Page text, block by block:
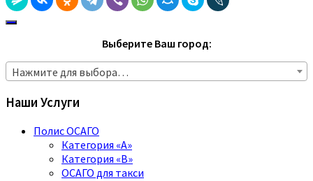
Выберите Ваш город:
Нажмите для выбора…
Наши Услуги
Полис ОСАГО
Категория «A»
Категория «B»
ОСАГО для такси